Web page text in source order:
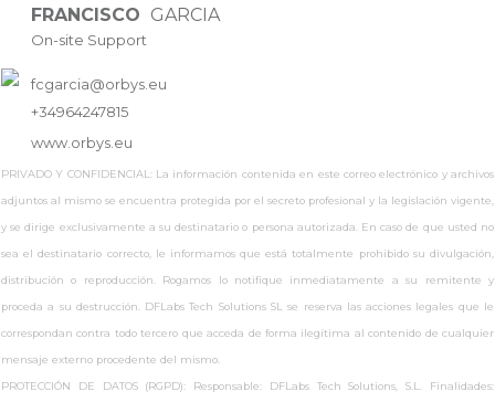
FRANCISCO GARCIA
On-site Support
fcgarcia@orbys.eu
+34964247815
www.orbys.eu
PRIVADO Y CONFIDENCIAL: La información contenida en este correo electrónico y archivos
adjuntos al mismo se encuentra protegida por el secreto profesional y la legislación vigente,
y se dirige exclusivamente a su destinatario o persona autorizada. En caso de que usted no
sea el destinatario correcto, le informamos que está totalmente prohibido su divulgación,
distribución o reproducción. Rogamos lo notifique inmediatamente a su remitente y
proceda a su destrucción. DFLabs Tech Solutions SL se reserva las acciones legales que le
correspondan contra todo tercero que acceda de forma ilegítima al contenido de cualquier
mensaje externo procedente del mismo.
PROTECCIÓN DE DATOS (RGPD): Responsable: DFLabs Tech Solutions, S.L. Finalidades: